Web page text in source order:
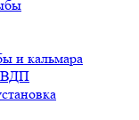
и кальмара
ВДП